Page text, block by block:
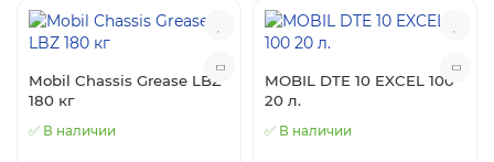
Mobil Chassis Grease LBZ
180 кг
✅ В наличии
MOBIL DTE 10 EXCEL 100
20 л.
✅ В наличии